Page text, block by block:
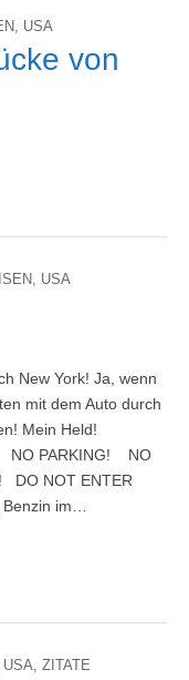
USA
von
, USA
New York! Ja, wenn
mit dem Auto durch
Mein Held!
PARKING! NO
DO NOT ENTER
im…
USA, ZITATE